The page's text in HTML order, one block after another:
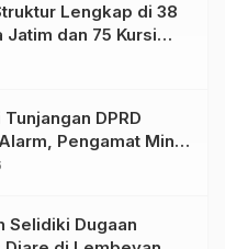
Lengkap di 38
Jatim dan 75 Kursi
2029
DPRD
Pengamat Minta
Tata Kelola
Selidiki Dugaan